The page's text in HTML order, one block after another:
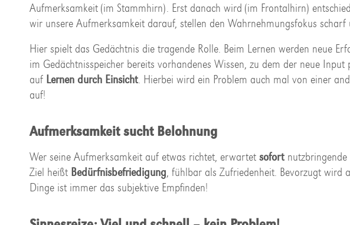
Aufmerksamkeit (im Stammhirn). Erst danach wird (im Frontalhirn)
wir unsere Aufmerksamkeit darauf, stellen den Wahrnehmungsfokus
Hier spielt das Gedächtnis die tragende Rolle. Beim Lernen werden neue
im Gedächtnisspeicher bereits vorhandenes Wissen, zu dem der neue Input
auf Lernen durch Einsicht. Hierbei wird ein Problem auch mal von einer
auf!
Aufmerksamkeit sucht Belohnung
Wer seine Aufmerksamkeit auf etwas richtet, erwartet sofort nutzbringende
Ziel heißt Bedürfnisbefriedigung, fühlbar als Zufriedenheit. Bevorzugt wird
Dinge ist immer das subjektive Empfinden!